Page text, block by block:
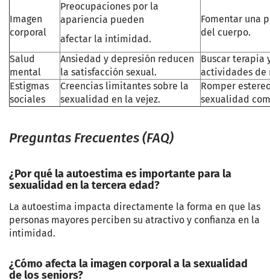
Imagen
corporal
Preocupaciones por la
apariencia pueden
afectar la intimidad.
Fomentar una
del cuerpo.
Salud
mental
Ansiedad y depresión reducen
la satisfacción sexual.
Buscar terapia
actividades de
Estigmas
sociales
Creencias limitantes sobre la
sexualidad en la vejez.
Romper
sexualidad
Preguntas Frecuentes (FAQ)
¿Por qué la autoestima es importante para la
sexualidad en la tercera edad?
La autoestima impacta directamente la forma en que las
personas mayores perciben su atractivo y confianza en la
intimidad.
¿Cómo afecta la imagen corporal a la sexualidad
de los seniors?